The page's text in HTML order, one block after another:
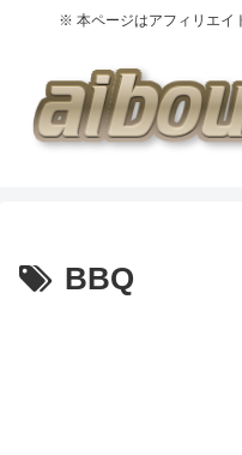
※ 本ページはアフィリエイ
BBQ